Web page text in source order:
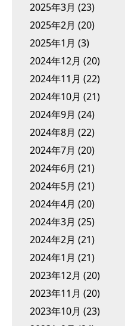
2025年3月 (23)
2025年2月 (20)
2025年1月 (3)
2024年12月 (20)
2024年11月 (22)
2024年10月 (21)
2024年9月 (24)
2024年8月 (22)
2024年7月 (20)
2024年6月 (21)
2024年5月 (21)
2024年4月 (20)
2024年3月 (25)
2024年2月 (21)
2024年1月 (21)
2023年12月 (20)
2023年11月 (20)
2023年10月 (23)